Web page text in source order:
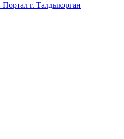
г. Талдыкорган